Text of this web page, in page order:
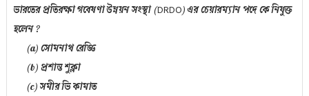
ভারতের প্রতিরক্ষা গবেষণা উন্নয়ন সংস্থা (DRDO) এর চেয়ারম্যান পদে কে নিযুক্ত
হলেন ?
(a) সোমনাথ রেড্ডি
(b) প্রশান্ত শুক্লা
(c) সমীর ভি কামাত